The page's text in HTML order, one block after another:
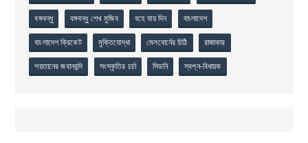
বঙ্গবন্ধু বঙ্গবন্ধু শেখ মুজিব বহে যায় দিন বাংলাদেশ
বাংলাদেশ ক্রিকেট মুক্তিযোদ্ধা মেলবোর্নের চিঠি রাজাকার
শয়তানের জবানবন্দি সংস্কৃতির চর্চা সিডনি স্বপ্ন-বিধায়ক